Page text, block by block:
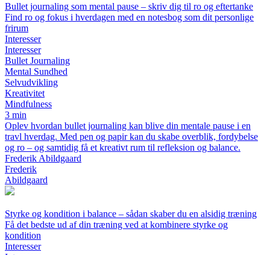
Bullet journaling som mental pause – skriv dig til ro og eftertanke
Find ro og fokus i hverdagen med en notesbog som dit personlige
frirum
Interesser
Interesser
Bullet Journaling
Mental Sundhed
Selvudvikling
Kreativitet
Mindfulness
3 min
Oplev hvordan bullet journaling kan blive din mentale pause i en
travl hverdag. Med pen og papir kan du skabe overblik, fordybelse
og ro – og samtidig få et kreativt rum til refleksion og balance.
Frederik Abildgaard
Frederik
Abildgaard
Styrke og kondition i balance – sådan skaber du en alsidig træning
Få det bedste ud af din træning ved at kombinere styrke og
kondition
Interesser